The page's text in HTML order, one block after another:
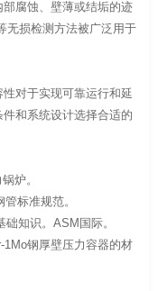
腐蚀、壁薄或结垢的迹
无损检测方法被广泛用于
对于实现可靠运行和延
和系统设计选择合适的
炉。
标准规范。
知识。ASM国际。
1Mo钢厚壁压力容器的材